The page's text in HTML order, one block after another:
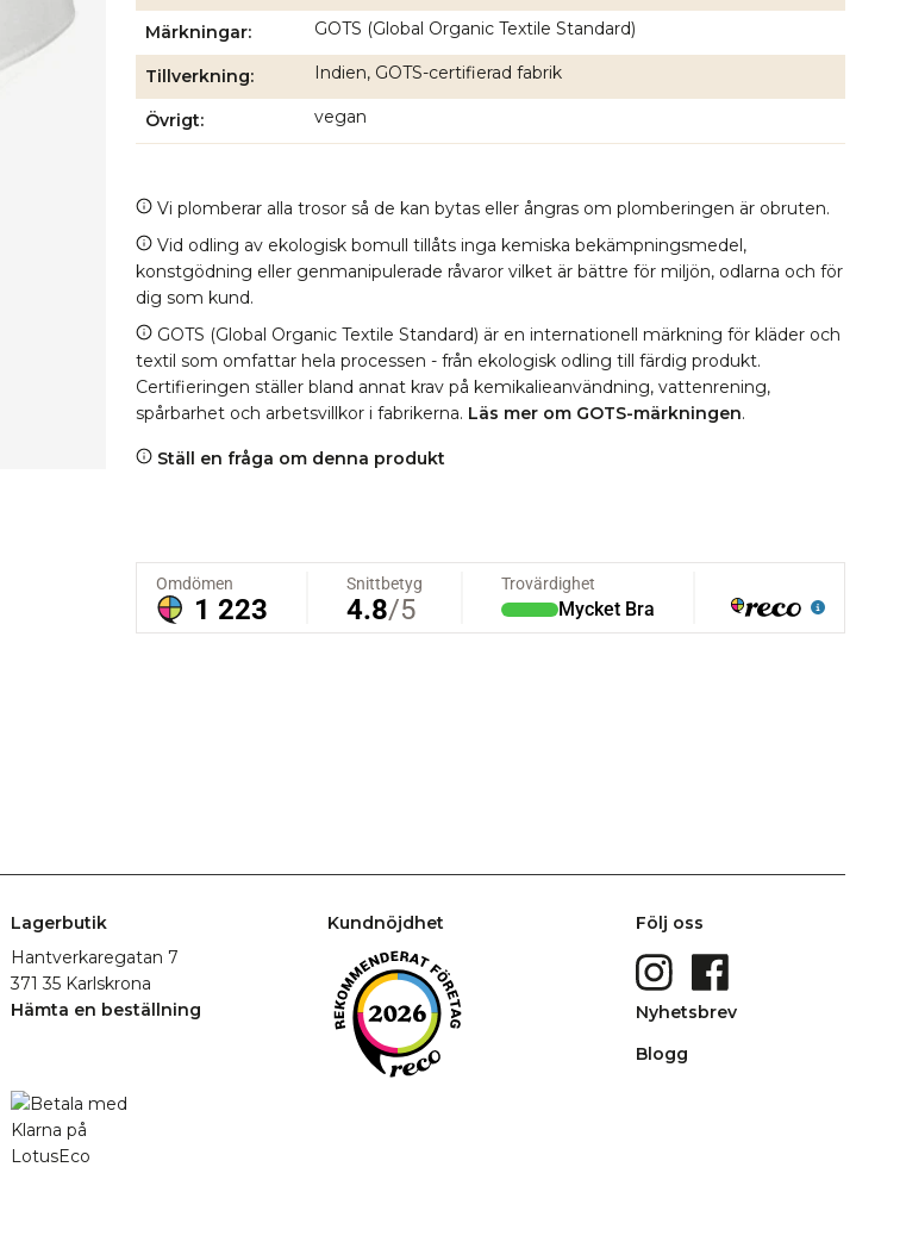
Märkningar GOTS (Global Organic Textile Standard)
Tillverkning Indien, GOTS-certifierad fabrik
Övrigt vegan
Vi plomberar alla trosor så de kan bytas eller ångras om plomberingen är obruten.
Vid odling av ekologisk bomull tillåts inga kemiska bekämpningsmedel,
konstgödning eller genmanipulerade råvaror vilket är bättre för miljön, odlarna och för
dig som kund.
GOTS (Global Organic Textile Standard) är en internationell märkning för kläder och
textil som omfattar hela processen - från ekologisk odling till färdig produkt.
Certifieringen ställer bland annat krav på kemikalieanvändning, vattenrening,
spårbarhet och arbetsvillkor i fabrikerna. Läs mer om GOTS-märkningen.
Ställ en fråga om denna produkt
Lagerbutik
Hantverkaregatan 7
371 35 Karlskrona
Hämta en beställning
Kundnöjdhet Följ oss
Nyhetsbrev
Blogg